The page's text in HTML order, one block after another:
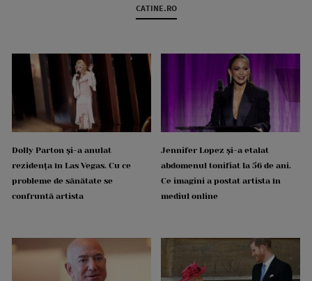
CATINE.RO
Dolly Parton și-a anulat
rezidența în Las Vegas. Cu ce
probleme de sănătate se
confruntă artista
Jennifer Lopez și-a etalat
abdomenul tonifiat la 56 de ani.
Ce imagini a postat artista în
mediul online